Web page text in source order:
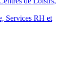
Services RH et